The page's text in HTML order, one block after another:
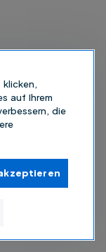
klicken,
auf Ihrem
die